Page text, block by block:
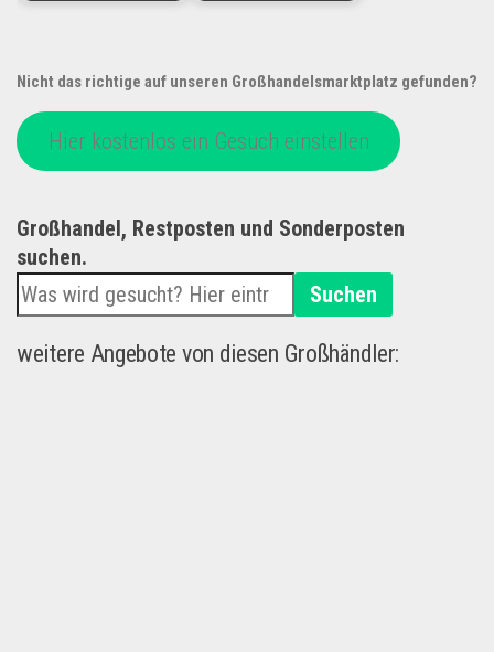
Nicht das richtige auf unseren Großhandelsmarktplatz gefunden?
Hier kostenlos ein Gesuch einstellen
Großhandel, Restposten und Sonderposten
suchen.
Suchen
weitere Angebote von diesen Großhändler: